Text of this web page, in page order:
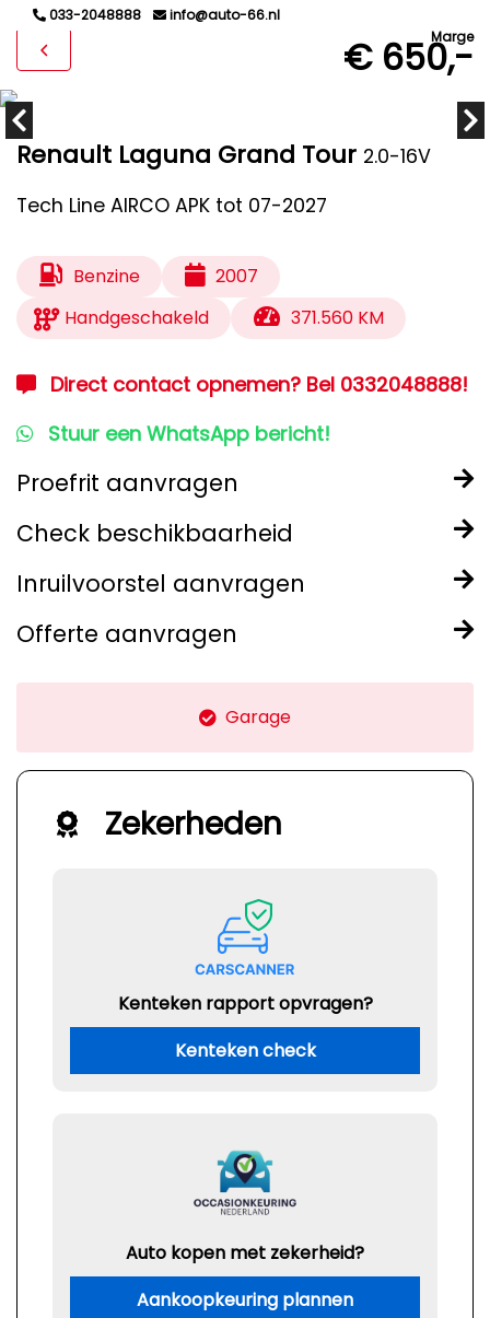
033-2048888
info@auto-66.nl
Marge
€ 650,-
Renault Laguna Grand Tour 2.0-16V
Tech Line AIRCO APK tot 07-2027
Benzine
2007
Handgeschakeld
371.560 KM
Direct contact opnemen? Bel 0332048888!
Stuur een WhatsApp bericht!
Proefrit aanvragen
Check beschikbaarheid
Inruilvoorstel aanvragen
Offerte aanvragen
Zekerheden
Kenteken rapport opvragen?
Kenteken check
Auto kopen met zekerheid?
Aankoopkeuring plannen